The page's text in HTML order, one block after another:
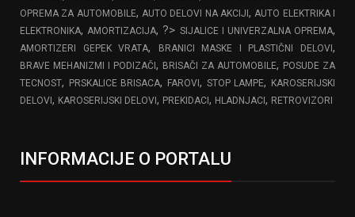
OPREMA ZA AUTOMOBILE,AUTO DELOVI NA AKCIJI,AUTO ELEKTRIKA I
ELEKTRONIKA,AMORTIZACIJA, ?> SIJALICE I UNIVERZALNA OPREMA,
AMORTIZERI GEPEK VRATA, BRANICI MASKE I PLASTIČNI DELOVI,
BRAVE MEHANIZMI I PODIZAČI, BRISAČI ZA AUTOMOBILE, POSUDE ZA
TECNOST, PRSKALICE BRISACA, FAROVI, STOP LAMPE, KAROSERIJSKI
DELOVI, KAROSERIJSKI DELOVI, PREKIDACI, HLADNJACI, RETROVIZORI
INFORMACIJE O PORTALU